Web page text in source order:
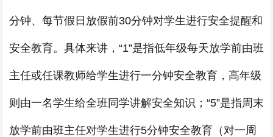
分钟、每节假日放假前30分钟对学生进行安全提醒和
安全教育。具体来讲，“1”是指低年级每天放学前由班
主任或任课教师给学生进行一分钟安全教育，高年级
则由一名学生给全班同学讲解安全知识；“5”是指周末
放学前由班主任对学生进行5分钟安全教育（对一周